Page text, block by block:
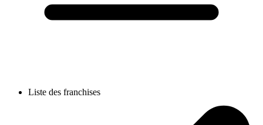
Liste des franchises